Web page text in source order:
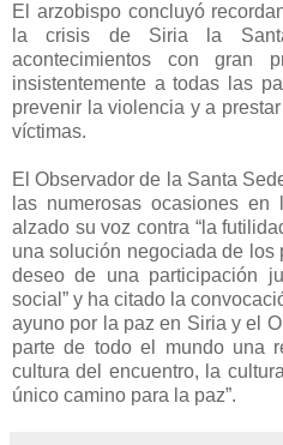
El arzobispo concluyó
la crisis de Siria la
acontecimientos con gran
insistentemente a todas las
prevenir la violencia y a
víctimas.
El Observador de la Santa
las numerosas ocasiones
alzado su voz contra “la
una solución negociada de los
deseo de una participación
social” y ha citado la
ayuno por la paz en Siria y el
parte de todo el mundo una
cultura del encuentro, la
único camino para la paz”.